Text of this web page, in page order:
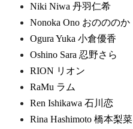
Niki Niwa 丹羽仁希
Nonoka Ono おのののか
Ogura Yuka 小倉優香
Oshino Sara 忍野さら
RION リオン
RaMu ラム
Ren Ishikawa 石川恋
Rina Hashimoto 橋本梨菜